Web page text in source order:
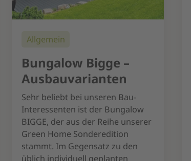
Allgemein
Bungalow Bigge –
Ausbauvarianten
Sehr beliebt bei unseren Bau-
Interessenten ist der Bungalow
BIGGE, der aus der Reihe unserer
Green Home Sonderedition
stammt. Im Gegensatz zu den
üblich individuell geplanten